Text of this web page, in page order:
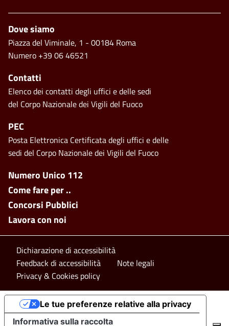
Footer side menu
Numero Unico 112
Come fare per ..
Concorsi Pubblici
Lavora con noi
Footer
Dove siamo
Piazza del Viminale, 1 - 00184 Roma
Numero +39 06 46521
Contatti
Elenco dei contatti degli uffici e delle sedi
del Corpo Nazionale dei Vigili del Fuoco
PEC
Posta Elettronica Certificata degli uffici e delle
sedi del Corpo Nazionale dei Vigili del Fuoco
Footer bottom
Dichiarazione di accessibilità
Feedback di accessibilità
Note legali
Privacy & Cookies policy
Informativa sulla raccolta
Le tue preferenze relative alla privacy